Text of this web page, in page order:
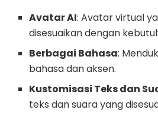
Avatar AI: Avatar virtual
disesuaikan dengan
Berbagai Bahasa:
bahasa dan aksen.
Kustomisasi Teks dan
teks dan suara yang